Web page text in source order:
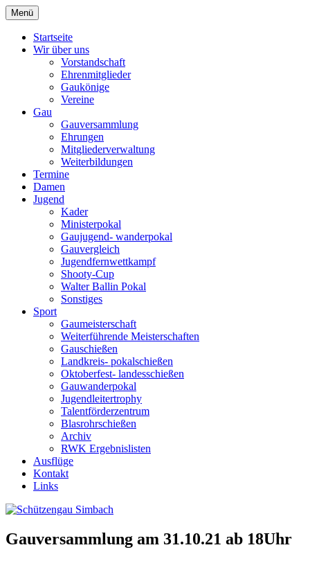
Zum
Inhalt
springen
Schützengau Simbach
Menü
Startseite
Wir über uns
Vorstandschaft
Ehrenmitglieder
Gaukönige
Vereine
Gau
Gauversammlung
Ehrungen
Mitgliederverwaltung
Weiterbildungen
Termine
Damen
Jugend
Kader
Ministerpokal
Gaujugend- wanderpokal
Gauvergleich
Jugendfernwettkampf
Shooty-Cup
Walter Ballin Pokal
Sonstiges
Sport
Gaumeisterschaft
Weiterführende Meisterschaften
Gauschießen
Landkreis- pokalschießen
Oktoberfest- landesschießen
Gauwanderpokal
Jugendleitertrophy
Talentförderzentrum
Blasrohrschießen
Archiv
RWK Ergebnislisten
Ausflüge
Kontakt
Links
Gauversammlung am 31.10.21 ab 18Uhr